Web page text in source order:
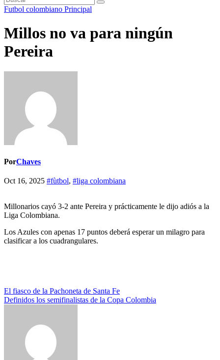
Futbol colombiano Principal
Millos no va para ningún
Pereira
PorChaves
Oct 16, 2025 #fùtbol, #liga colombiana
Millonarios cayó 3-2 ante Pereira y prácticamente le dijo adiós a la
Liga Colombiana.
Los Azules con apenas 17 puntos deberá esperar un milagro para
clasificar a los cuadrangulares.
Navegación
de
El fiasco de la Pachoneta de Santa Fe
Definidos los semifinalistas de la Copa Colombia